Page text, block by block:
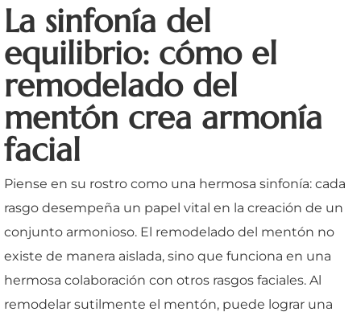
La sinfonía del
equilibrio: cómo el
remodelado del
mentón crea armonía
facial
Piense en su rostro como una hermosa sinfonía: cada
rasgo desempeña un papel vital en la creación de un
conjunto armonioso. El remodelado del mentón no
existe de manera aislada, sino que funciona en una
hermosa colaboración con otros rasgos faciales. Al
remodelar sutilmente el mentón, puede lograr una